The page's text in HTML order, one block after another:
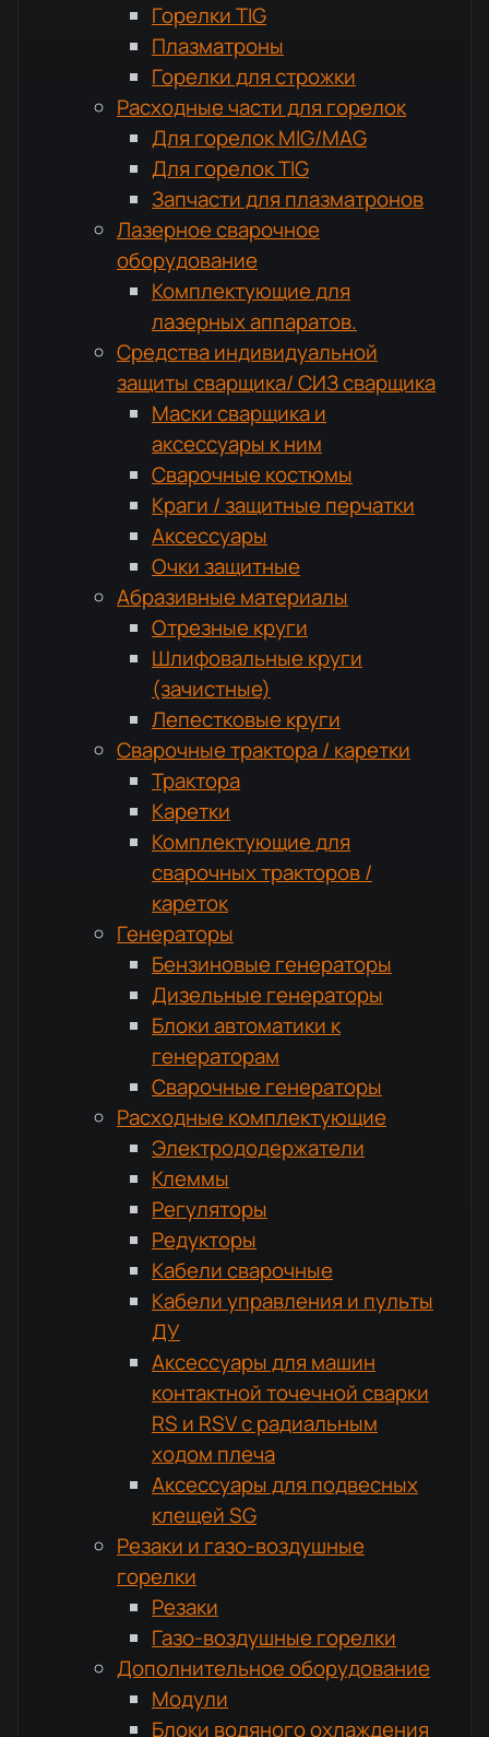
Горелки TIG
Плазматроны
Горелки для строжки
Расходные части для горелок
Для горелок MIG/MAG
Для горелок TIG
Запчасти для плазматронов
Лазерное сварочное
оборудование
Комплектующие для
лазерных аппаратов.
Средства индивидуальной
защиты сварщика/ СИЗ сварщика
Маски сварщика и
аксессуары к ним
Сварочные костюмы
Краги / защитные перчатки
Аксессуары
Очки защитные
Абразивные материалы
Отрезные круги
Шлифовальные круги
(зачистные)
Лепестковые круги
Сварочные трактора / каретки
Трактора
Каретки
Комплектующие для
сварочных тракторов /
кареток
Генераторы
Бензиновые генераторы
Дизельные генераторы
Блоки автоматики к
генераторам
Сварочные генераторы
Расходные комплектующие
Электрододержатели
Клеммы
Регуляторы
Редукторы
Кабели сварочные
Кабели управления и пульты
ДУ
Аксессуары для машин
контактной точечной сварки
RS и RSV с радиальным
ходом плеча
Аксессуары для подвесных
клещей SG
Резаки и газо-воздушные
горелки
Резаки
Газо-воздушные горелки
Дополнительное оборудование
Модули
Блоки водяного охлаждения